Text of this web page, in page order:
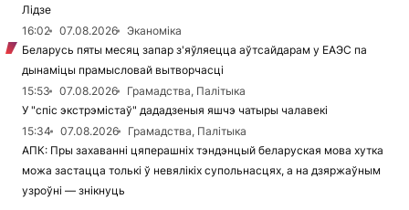
Лідзе
16:02
07.08.2026
Эканоміка
Беларусь пяты месяц запар з'яўляецца аўтсайдарам у ЕАЭС па
дынаміцы прамысловай вытворчасці
15:53
07.08.2026
Грамадства, Палітыка
У "спіс экстрэмістаў" дададзеныя яшчэ чатыры чалавекі
15:34
07.08.2026
Грамадства, Палітыка
АПК: Пры захаванні цяперашніх тэндэнцый беларуская мова хутка
можа застацца толькі ў невялікіх супольнасцях, а на дзяржаўным
узроўні — знікнуць